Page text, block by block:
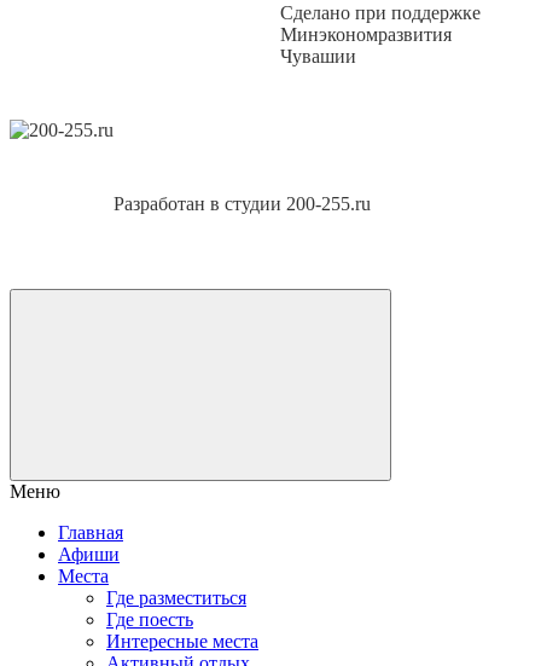
Сделано при поддержке
Минэкономразвития
Чувашии
Разработан в студии 200-255.ru
Меню
Главная
Афиши
Места
Где разместиться
Где поесть
Интересные места